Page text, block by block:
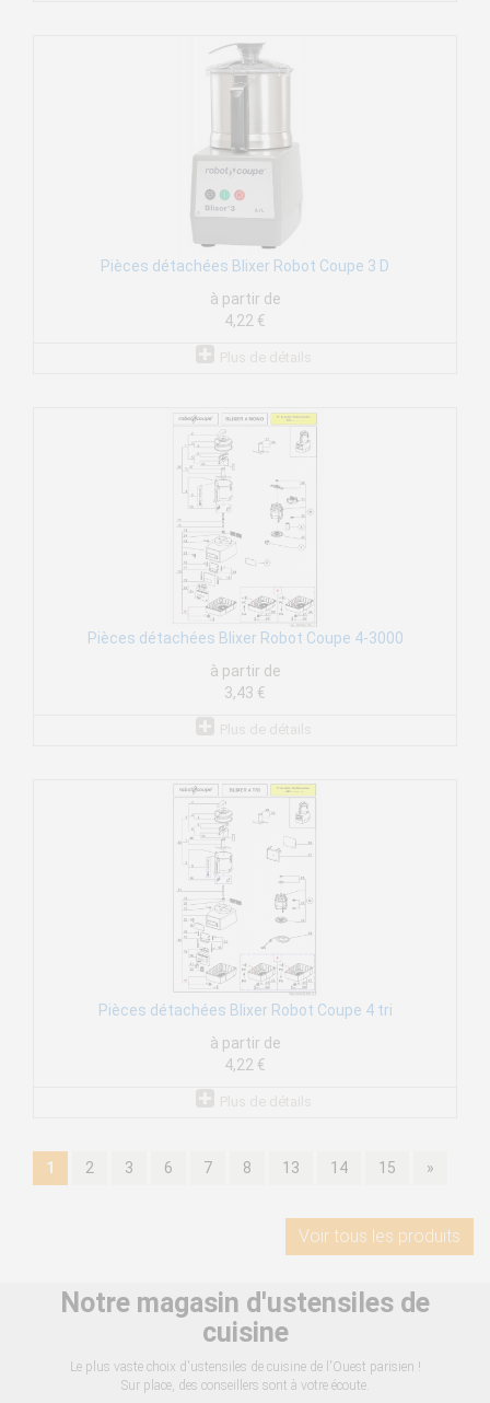
Pièces détachées Blixer Robot Coupe 3 D
à partir de
4,22 €
Pièces détachées Blixer Robot Coupe 4-3000
à partir de
3,43 €
Pièces détachées Blixer Robot Coupe 4 tri
à partir de
4,22 €
1 2 3 6 7 8 13 14 15 »
Voir tous les produits
Notre magasin d'ustensiles de
cuisine
Le plus vaste choix d'ustensiles de cuisine de l'Ouest parisien !
Sur place, des conseillers sont à votre écoute.